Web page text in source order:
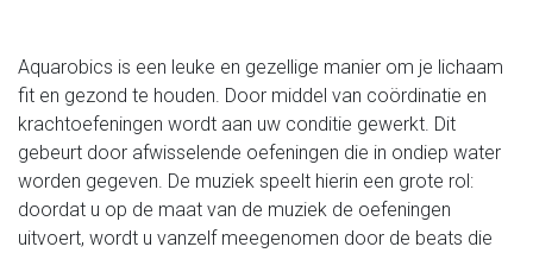
Aquarobics is een leuke en gezellige manier om je lichaam
fit en gezond te houden. Door middel van coördinatie en
krachtoefeningen wordt aan uw conditie gewerkt. Dit
gebeurt door afwisselende oefeningen die in ondiep water
worden gegeven. De muziek speelt hierin een grote rol:
doordat u op de maat van de muziek de oefeningen
uitvoert, wordt u vanzelf meegenomen door de beats die